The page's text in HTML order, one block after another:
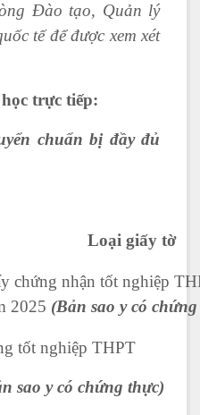
Đào tạo, Quản lý
tế để được xem xét
trực tiếp:
chuẩn bị đầy đủ
Loại giấy tờ
chứng nhận tốt nghiệp
2025 (Bản sao y có
tốt nghiệp THPT
sao y có chứng thực)